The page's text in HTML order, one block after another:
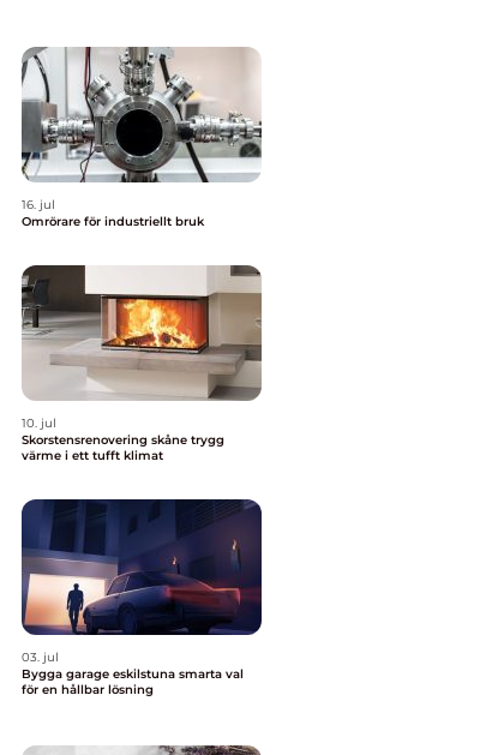
16. jul
Omrörare för industriellt bruk
10. jul
Skorstensrenovering skåne trygg
värme i ett tufft klimat
03. jul
Bygga garage eskilstuna smarta val
för en hållbar lösning